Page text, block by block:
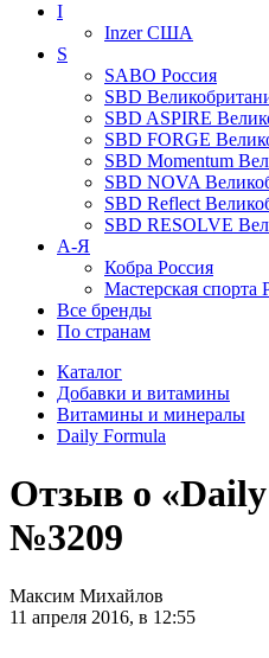
I
InzerСША
S
SABO Россия
SBD
SBD ASPIRE
SBD FORGE
SBD Momentum
SBD NOVA
SBD Reflect
SBD RESOLVE
А-Я
Кобра Россия
Мастерская спорта
Все бренды
По странам
Каталог
Добавки и витамины
Витамины и минералы
Daily Formula
Отзыв о
№3209
Максим Михайлов
11 апреля 2016, в 12:55